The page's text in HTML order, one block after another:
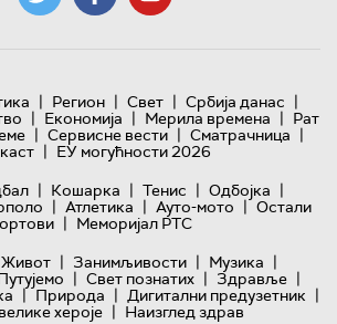
| Регион | Свет | Србија данас |
| Економија | Мерила времена | Рат
| Сервисне вести | Сматрачница |
| ЕУ могућности 2026
| Кошарка | Тенис | Одбојка |
| Атлетика | Ауто-мото | Остали
| Меморијал РТС
Живот | Занимљивости | Музика |
| Свет познатих | Здравље |
| Природа | Дигитални предузетник |
хероје | Наизглед здрав